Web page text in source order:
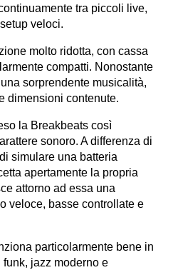
tra piccoli live,
veloci.
molto ridotta, con cassa
compatti. Nonostante
sorprendente musicalità,
dimensioni contenute.
la Breakbeats così
sonoro. A differenza di
simulare una batteria
apertamente la propria
attorno ad essa una
veloce, basse controllate e
particolarmente bene in
jazz moderno e